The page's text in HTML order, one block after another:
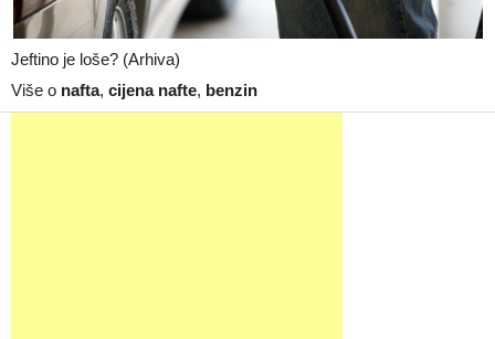
Jeftino je loše? (Arhiva)
Više o nafta, cijena nafte, benzin